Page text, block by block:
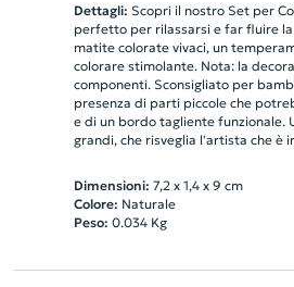
Dettagli: Scopri il nostro Set per
perfetto per rilassarsi e far fluire
matite colorate vivaci, un
colorare stimolante. Nota: la
componenti. Sconsigliato per
presenza di parti piccole che
e di un bordo tagliente funzionale.
grandi, che risveglia l'artista che è
Dimensioni: 7,2 x 1,4 x 9 cm
Colore: Naturale
Peso: 0.034Kg